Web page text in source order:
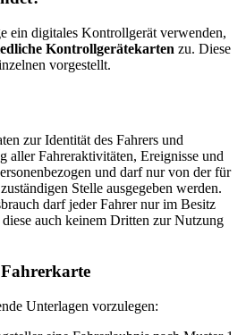
ein digitales Kontrollgerät verwenden,
Kontrollgerätekarten zu. Diese
vorgestellt.
zur Identität des Fahrers und
aller Fahreraktivitäten, Ereignisse und
und darf nur von der für
Stelle ausgegeben werden.
darf jeder Fahrer nur im Besitz
auch keinem Dritten zur Nutzung
Unterlagen vorzulegen: